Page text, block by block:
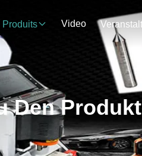
Produits Video
Den